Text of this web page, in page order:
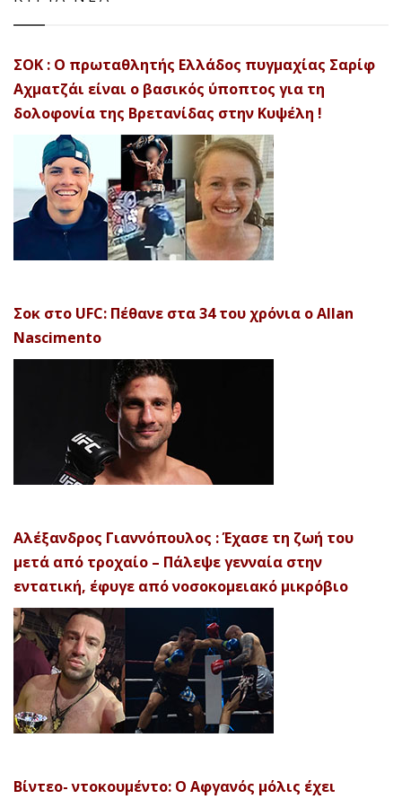
ΣΟΚ : Ο πρωταθλητής Ελλάδος πυγμαχίας Σαρίφ
Αχματζάι είναι ο βασικός ύποπτος για τη
δολοφονία της Βρετανίδας στην Κυψέλη !
Σοκ στο UFC: Πέθανε στα 34 του χρόνια ο Allan
Nascimento
Αλέξανδρος Γιαννόπουλος : Έχασε τη ζωή του
μετά από τροχαίο – Πάλεψε γενναία στην
εντατική, έφυγε από νοσοκομειακό μικρόβιο
Βίντεο- ντοκουμέντο: Ο Αφγανός μόλις έχει